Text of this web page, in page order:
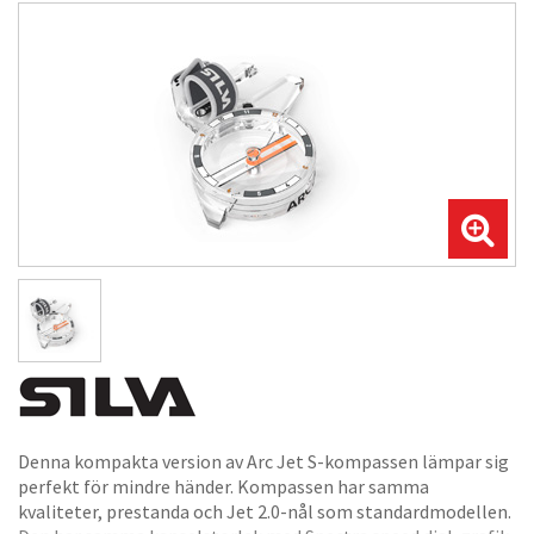
Denna kompakta version av Arc Jet S-kompassen lämpar sig
perfekt för mindre händer. Kompassen har samma
kvaliteter, prestanda och Jet 2.0-nål som standardmodellen.